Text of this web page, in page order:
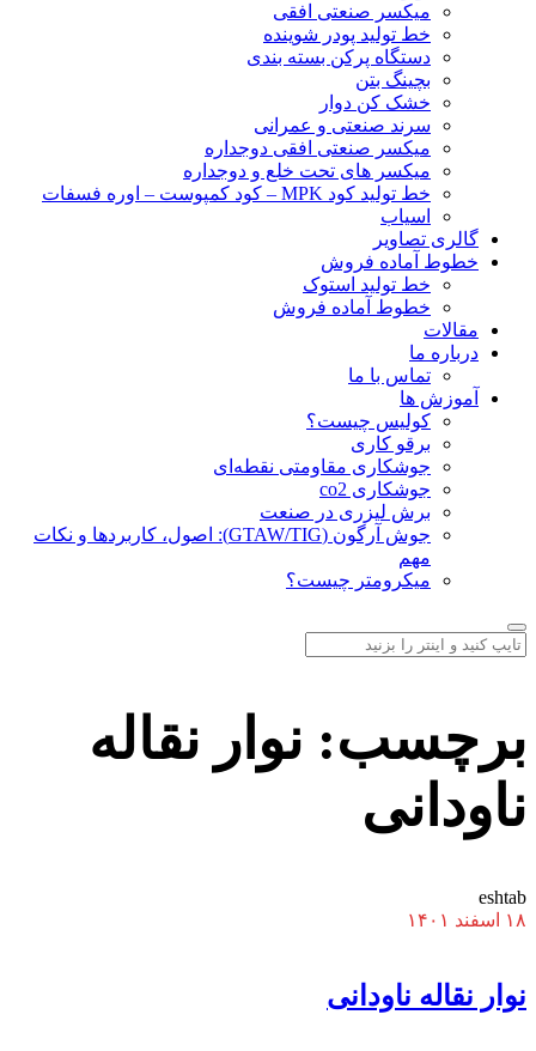
ميكسر صنعتی افقی
خط تولید پودر شوينده
دستگاه پرکن بسته بندی
بچينگ بتن
خشک کن دوار
سرند صنعتی و عمرانی
میکسر صنعتی افقی دوجداره
میکسر های تحت خلع و دوجداره
خط تولید کود MPK – کود کمپوست – اوره فسفات
اسیاب
گالری تصاویر
خطوط آماده فروش
خط تولید استوک
خطوط آماده فروش
مقالات
درباره ما
تماس با ما
آموزش ها
کولیس چیست؟
برقو کاری
جوشکاری مقاومتی نقطه‌ای
جوشکاری co2
برش لیزری در صنعت
جوش آرگون (GTAW/TIG): اصول، کاربردها و نکات
مهم
میکرومتر چیست؟
برچسب: نوار نقاله
ناودانی
eshtab
۱۸ اسفند ۱۴۰۱
نوار نقاله ناودانی